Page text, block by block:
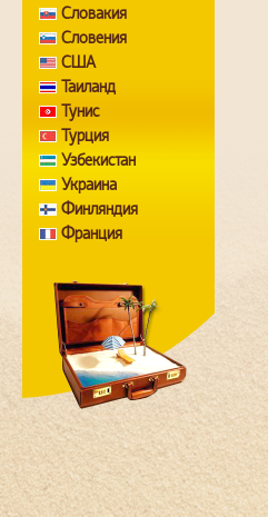
Словакия
Словения
США
Таиланд
Тунис
Турция
Узбекистан
Украина
Финляндия
Франция
Чехия
Швейцария
Швеция
Шри-Ланка
Южная Корея
ЮАР
Ямайка
Япония